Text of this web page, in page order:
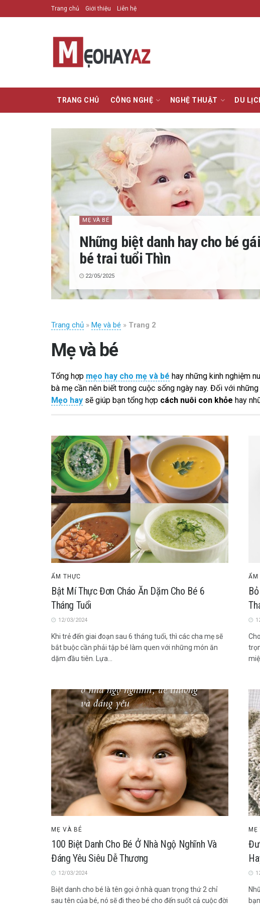
Trang chủ Giới thiệu Liên hệ
TRANG CHỦ CÔNG NGHỆ NGHỆ THUẬT DU
MẸ VÀ BÉ
Những biệt danh hay cho bé
bé trai tuổi Thìn
22/05/2025
Trang chủ » Mẹ và bé » Trang 2
Mẹ và bé
Tổng hợp mẹo hay cho mẹ và bé hay những kinh nghiệm
bà mẹ cần nên biết trong cuộc sống ngày nay. Đối với
Mẹo hay sẽ giúp bạn tổng hợp cách nuôi con khỏe hay
ẨM THỰC
Bật Mí Thực Đơn Cháo Ăn Dặm Cho Bé 6
Tháng Tuổi
12/03/2024
Khi trẻ đến giai đoạn sau 6 tháng tuổi, thì các cha mẹ sẽ
bắt buộc cần phải tập bé làm quen với những món ăn
dặm đầu tiên. Lựa...
ẨM
MẸ VÀ BÉ
100 Biệt Danh Cho Bé Ở Nhà Ngộ Nghĩnh Và
Đáng Yêu Siêu Dễ Thương
12/03/2024
Biệt danh cho bé là tên gọi ở nhà quan trọng thứ 2 chỉ
sau tên của bé, nó sẽ đi theo bé cho đến suốt cả cuộc đời